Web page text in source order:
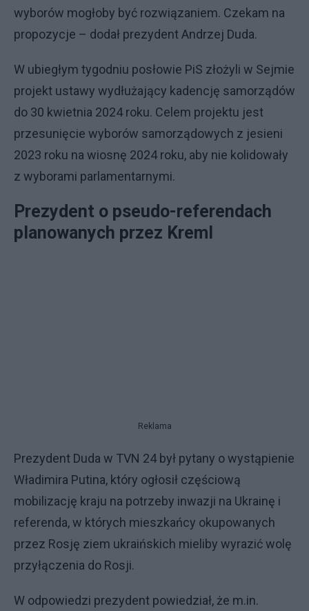
wyborów mogłoby być rozwiązaniem. Czekam na
propozycje – dodał prezydent Andrzej Duda.
W ubiegłym tygodniu posłowie PiS złożyli w Sejmie
projekt ustawy wydłużający kadencję samorządów
do 30 kwietnia 2024 roku. Celem projektu jest
przesunięcie wyborów samorządowych z jesieni
2023 roku na wiosnę 2024 roku, aby nie kolidowały
z wyborami parlamentarnymi.
Prezydent o pseudo-referendach
planowanych przez Kreml
Reklama
Prezydent Duda w TVN 24 był pytany o wystąpienie
Władimira Putina, który ogłosił częściową
mobilizację kraju na potrzeby inwazji na Ukrainę i
referenda, w których mieszkańcy okupowanych
przez Rosję ziem ukraińskich mieliby wyrazić wolę
przyłączenia do Rosji.
W odpowiedzi prezydent powiedział, że m.in.